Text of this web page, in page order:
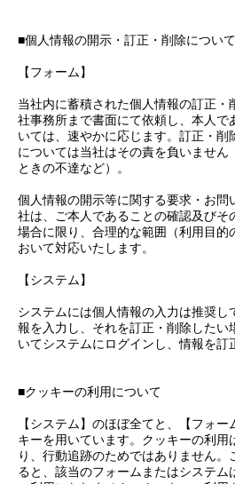
■個人情報の開示・訂正・削除について
【フォーム】
当社内に蓄積された個人情報の訂正・
社事務所まで書面にて依頼し、本人で
いては、速やかに応じます。訂正・削
については当社はその責を負いません
ときの不達など）。
個人情報の開示等に関する要求・お問
社は、ご本人であることの確認及びそ
場合に限り、合理的な範囲（利用目的
おいて対応いたします。
【システム】
システムには個人情報の入力は推奨し
報を入力し、それを訂正・削除したい
いてシステムにログインし、情報を訂
■クッキーの利用について
【システム】のほぼ全てと、【フォ
キーを用いています。クッキーの利用
り、行動追跡のためではありません
ると、該当のフォームまたはシステム